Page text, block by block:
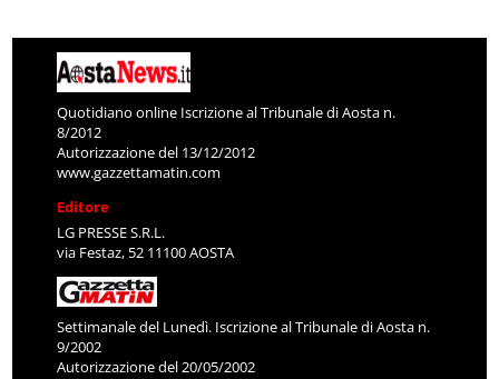
Quotidiano online Iscrizione al Tribunale di Aosta n.
8/2012
Autorizzazione del 13/12/2012
www.gazzettamatin.com
Editore
LG PRESSE S.R.L.
via Festaz, 52 11100 AOSTA
Settimanale del Lunedì. Iscrizione al Tribunale di Aosta n.
9/2002
Autorizzazione del 20/05/2002